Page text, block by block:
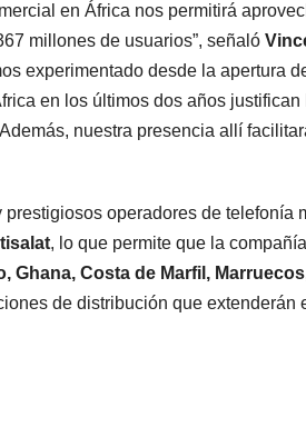
en África nos permitirá
millones de usuarios”, señaló
experimentado desde la apertura
en los últimos dos años
nuestra presencia allí
operadores de telefonía
, lo que permite que la
Ghana, Costa de Marfil,
de distribución que extenderán